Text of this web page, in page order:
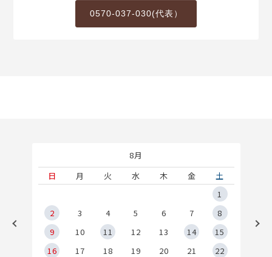
0570-037-030(代表）
8月
日
月 火 水 木 金
土
1
2
3 4 5 6 7
8
9
10 11 12 13 14
15
16
17 18 19 20 21
22